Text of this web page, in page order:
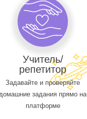
Учитель/
репетитор
Задавайте и проверяйте
задания прямо на
платформе